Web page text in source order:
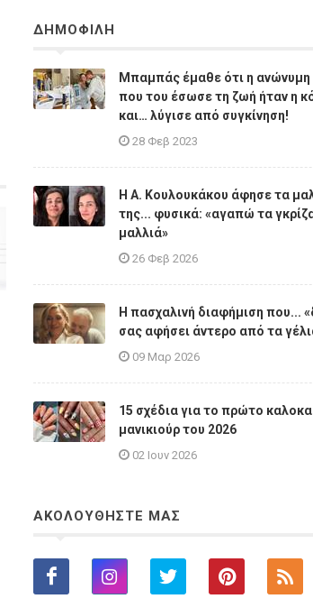
ΔΗΜΟΦΙΛΗ
Μπαμπάς έμαθε ότι η ανώνυμη
που του έσωσε τη ζωή ήταν η
και… λύγισε από συγκίνηση!
28 Φεβ 2023
Η A. Κουλουκάκου άφησε τα
της... φυσικά: «αγαπώ τα
μαλλιά»
26 Φεβ 2026
Η πασχαλινή διαφήμιση που...
σας αφήσει άντερο από τα
09 Μαρ 2026
15 σχέδια για το πρώτο
μανικιούρ του 2026
02 Ιουν 2026
ΑΚΟΛΟΥΘΗΣΤΕ ΜΑΣ